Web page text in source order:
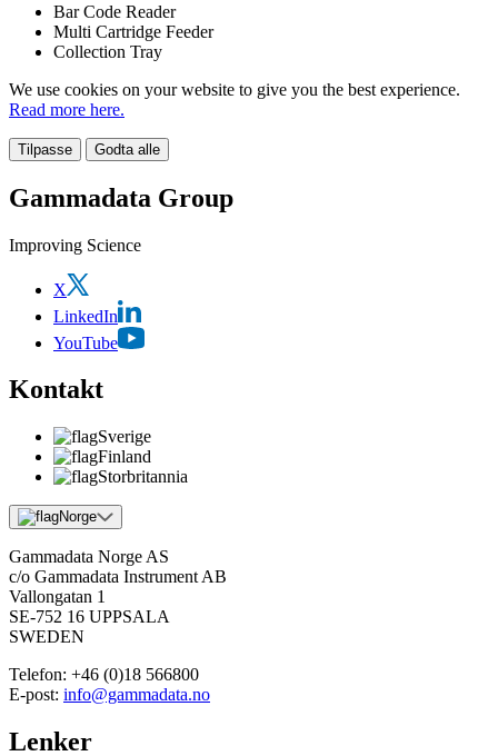
Bar Code Reader
Multi Cartridge Feeder
Collection Tray
We use cookies on your website to give you the best experience.
Read more here.
Tilpasse Godta alle
Gammadata Group
Improving Science
X
LinkedIn
YouTube
Kontakt
Sverige
Finland
Storbritannia
Norge
Gammadata Norge AS
c/o Gammadata Instrument AB
Vallongatan 1
SE-752 16 UPPSALA
SWEDEN
Telefon: +46 (0)18 566800
E-post: info@gammadata.no
Lenker